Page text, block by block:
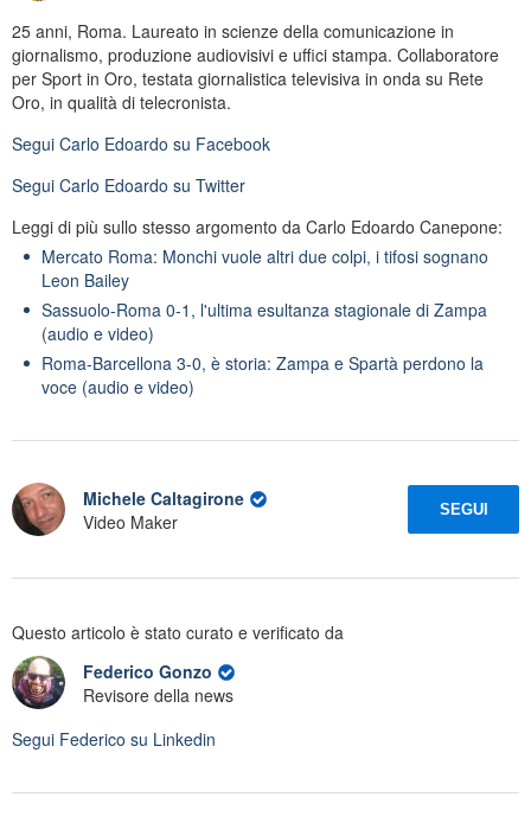
25 anni, Roma. Laureato in scienze della comunicazione in
giornalismo, produzione audiovisivi e uffici stampa. Collaboratore
per Sport in Oro, testata giornalistica televisiva in onda su Rete
Oro, in qualità di telecronista.
Segui Carlo Edoardo su Facebook
Segui Carlo Edoardo su Twitter
Leggi di più sullo stesso argomento da Carlo Edoardo Canepone:
Mercato Roma: Monchi vuole altri due colpi, i tifosi sognano
Leon Bailey
Sassuolo-Roma 0-1, l'ultima esultanza stagionale di Zampa
(audio e video)
Roma-Barcellona 3-0, è storia: Zampa e Spartà perdono la
voce (audio e video)
Michele Caltagirone
Video Maker
SEGUI
Questo articolo è stato curato e verificato da
Federico Gonzo
Revisore della news
Segui Federico su Linkedin